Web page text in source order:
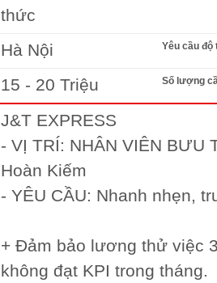
thức
Hà Nội Yêu cầu độ
15 - 20 Triệu Số lượng
J&T EXPRESS
- VỊ TRÍ: NHÂN VIÊN BƯU
Hoàn Kiếm
- YÊU CẦU: Nhanh nhẹn,
+ Đảm bảo lương thử việc
không đạt KPI trong tháng.